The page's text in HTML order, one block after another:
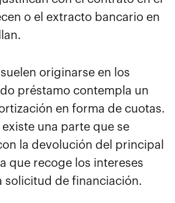
o el extracto bancario en
suelen originarse en los
préstamo contempla un
en forma de cuotas.
existe una parte que se
la devolución del principal
que recoge los intereses
solicitud de financiación.